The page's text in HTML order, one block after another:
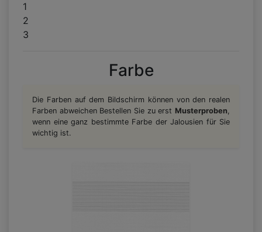
1
2
3
Farbe
Die Farben auf dem Bildschirm können von den realen
Farben abweichen Bestellen Sie zu erst Musterproben,
wenn eine ganz bestimmte Farbe der Jalousien für Sie
wichtig ist.